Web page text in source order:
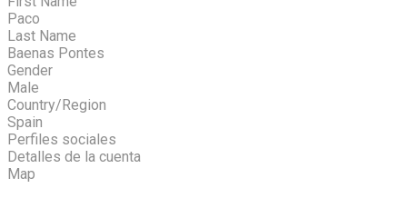
Paco
Last Name
Baenas Pontes
Gender
Male
Country/Region
Spain
Perfiles sociales
Detalles de la cuenta
Map